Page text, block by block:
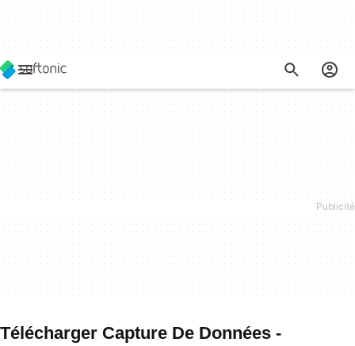
Télécharger Capture De Données -